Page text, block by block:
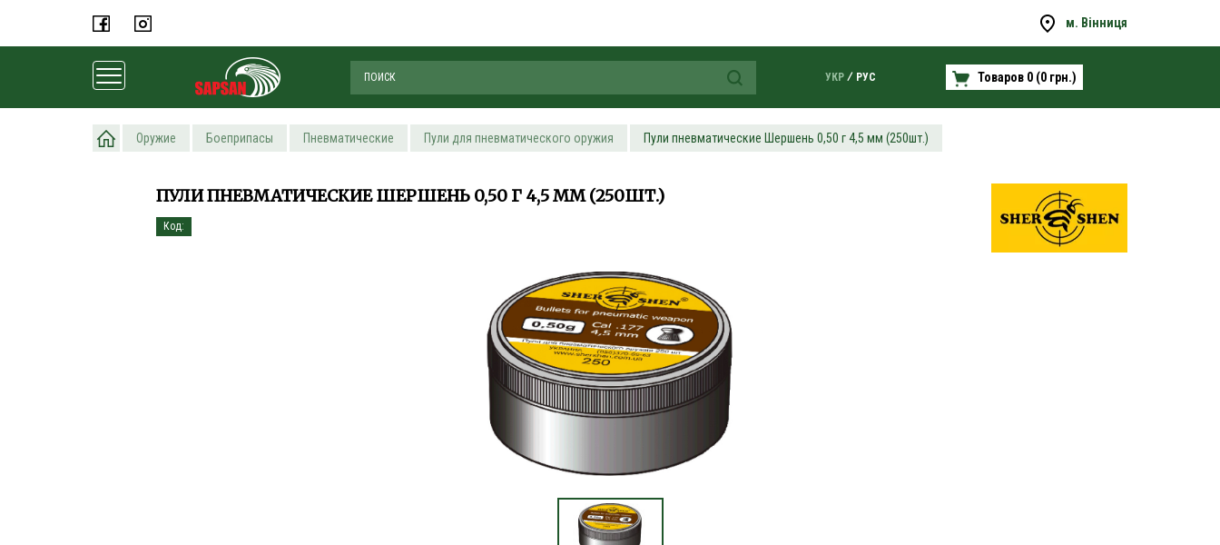
м. Вінниця
УКР РУС Товаров 0 (0 грн.)
Оружие Боеприпасы Пневматические Пули для пневматического оружия Пули пневматические Шершень 0,50 г 4,5 мм (250шт.)
ПУЛИ ПНЕВМАТИЧЕСКИЕ ШЕРШЕНЬ 0,50 Г 4,5 ММ (250ШТ.)
Код: